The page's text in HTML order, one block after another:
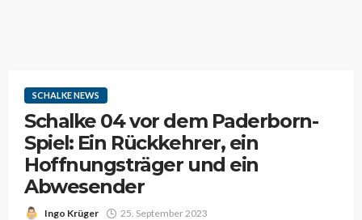
SCHALKE NEWS
Schalke 04 vor dem Paderborn-
Spiel: Ein Rückkehrer, ein
Hoffnungsträger und ein
Abwesender
Ingo Krüger 25. September 2023